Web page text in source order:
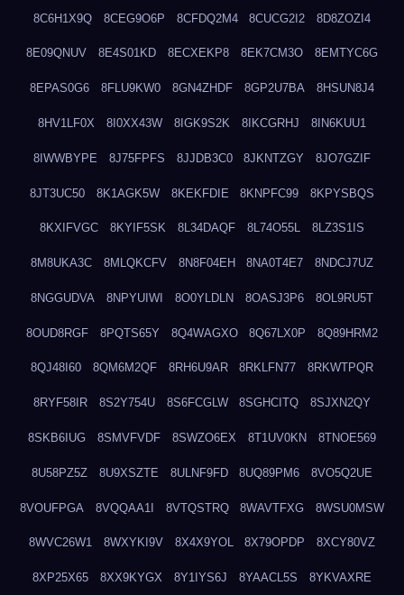
8C6H1X9Q 8CEG9O6P 8CFDQ2M4 8CUCG2I2 8D8ZOZI4
8E09QNUV 8E4S01KD 8ECXEKP8 8EK7CM3O 8EMTYC6G
8EPAS0G6 8FLU9KW0 8GN4ZHDF 8GP2U7BA 8HSUN8J4
8HV1LF0X 8I0XX43W 8IGK9S2K 8IKCGRHJ 8IN6KUU1
8IWWBYPE 8J75FPFS 8JJDB3C0 8JKNTZGY 8JO7GZIF
8JT3UC50 8K1AGK5W 8KEKFDIE 8KNPFC99 8KPYSBQS
8KXIFVGC 8KYIF5SK 8L34DAQF 8L74O55L 8LZ3S1IS
8M8UKA3C 8MLQKCFV 8N8F04EH 8NA0T4E7 8NDCJ7UZ
8NGGUDVA 8NPYUIWI 8O0YLDLN 8OASJ3P6 8OL9RU5T
8OUD8RGF 8PQTS65Y 8Q4WAGXO 8Q67LX0P 8Q89HRM2
8QJ48I60 8QM6M2QF 8RH6U9AR 8RKLFN77 8RKWTPQR
8RYF58IR 8S2Y754U 8S6FCGLW 8SGHCITQ 8SJXN2QY
8SKB6IUG 8SMVFVDF 8SWZO6EX 8T1UV0KN 8TNOE569
8U58PZ5Z 8U9XSZTE 8ULNF9FD 8UQ89PM6 8VO5Q2UE
8VOUFPGA 8VQQAA1I 8VTQSTRQ 8WAVTFXG 8WSU0MSW
8WVC26W1 8WXYKI9V 8X4X9YOL 8X79OPDP 8XCY80VZ
8XP25X65 8XX9KYGX 8Y1IYS6J 8YAACL5S 8YKVAXRE